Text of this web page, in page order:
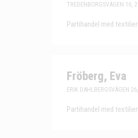
TREDENBORGSVÄGEN 16,
Partihandel med textilier
Fröberg, Eva
ERIK DAHLBERGSVÄGEN
Partihandel med textilier